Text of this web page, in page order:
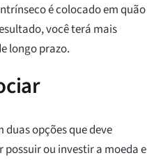
é colocado em quão
você terá mais
longo prazo.
duas opções que deve
ou investir a moeda e